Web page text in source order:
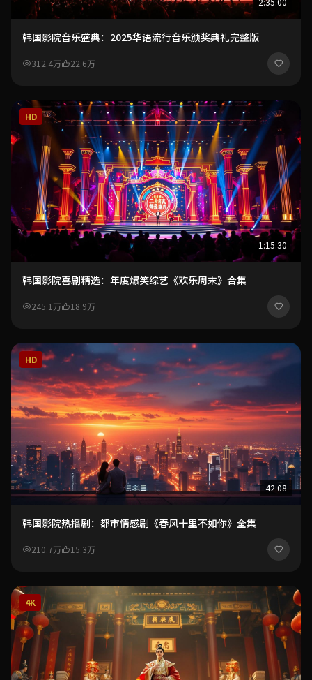
韩国影院音乐盛典：2025华语流行音乐颁奖典礼完整版
312.4万 22.6万
HD
1:15:30
韩国影院喜剧精选：年度爆笑综艺《欢乐周末》合集
245.1万 18.9万
HD
42:08
韩国影院热播剧：都市情感剧《春风十里不如你》全集
210.7万 15.3万
4K